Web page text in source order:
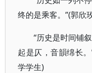
终的是乘客。”(郭欣
“历史是时间铺
起是仄，音韻绵长
学学生)